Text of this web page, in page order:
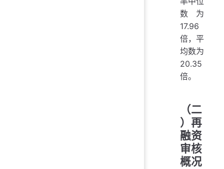
数为
17.96
倍，平
均数为
20.35
倍。
（二
）再
融资
审核
概况